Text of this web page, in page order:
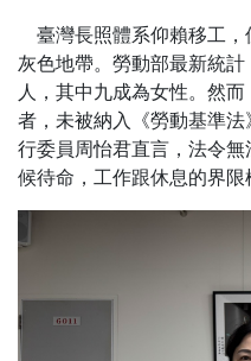
臺灣長照體系仰賴移工，
灰色地帶。勞動部最新統
人，其中九成為女性。然
者，未被納入《勞動基準
行委員周怡君直言，法令
候待命，工作跟休息的界限